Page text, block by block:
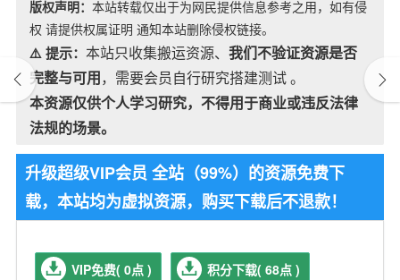
版权声明： 本站转载仅出于为网民提供信息参考之用，如有侵
权 请提供权属证明 通知本站删除侵权链接。
⚠️ 提示： 本站只收集搬运资源、 我们不验证资源是否
完整与可用，需要会员自行研究搭建测试 。
本资源仅供个人学习研究，不得用于商业或违反法律
法规的场景。
升级超级VIP会员 全站（99%）的资源免费下
载，本站均为虚拟资源，购买下载后不退款！
VIP免费( 0点 ) 积分下载( 68点 )